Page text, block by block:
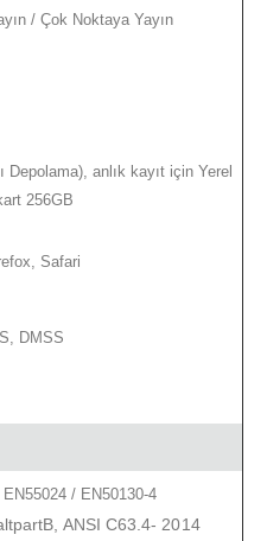
/ Çok Noktaya Yayın
Depolama), anlık kayıt için Yerel
256GB
Safari
DMSS
/ EN50130-4
ANSI C63.4- 2014